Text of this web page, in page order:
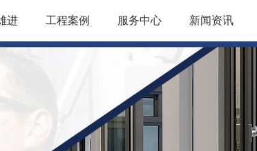
进 工程案例 服务中心 新闻资讯